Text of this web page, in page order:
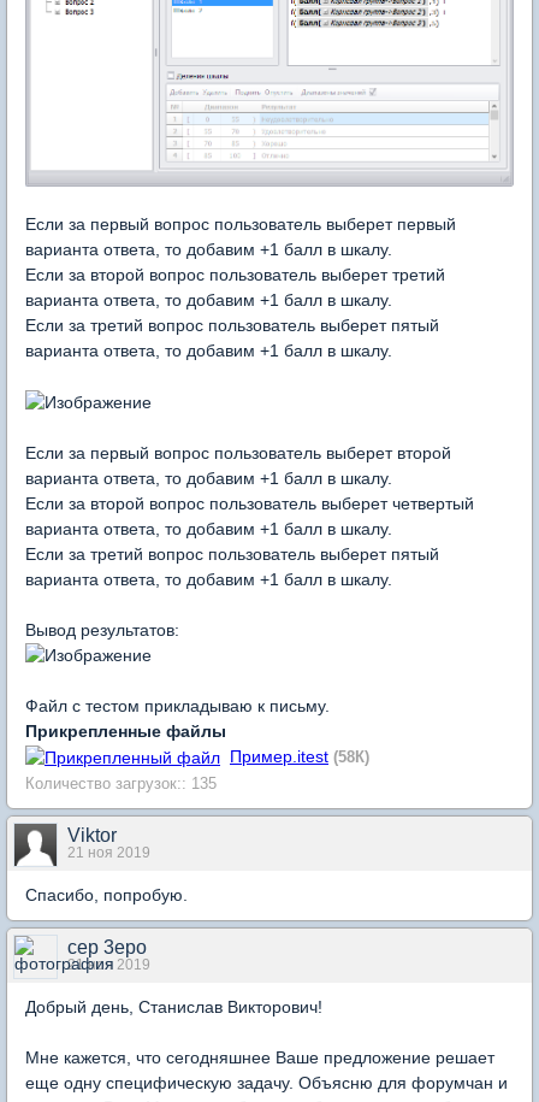
Если за первый вопрос пользователь выберет первый
варианта ответа, то добавим +1 балл в шкалу.
Если за второй вопрос пользователь выберет третий
варианта ответа, то добавим +1 балл в шкалу.
Если за третий вопрос пользователь выберет пятый
варианта ответа, то добавим +1 балл в шкалу.
Если за первый вопрос пользователь выберет второй
варианта ответа, то добавим +1 балл в шкалу.
Если за второй вопрос пользователь выберет четвертый
варианта ответа, то добавим +1 балл в шкалу.
Если за третий вопрос пользователь выберет пятый
варианта ответа, то добавим +1 балл в шкалу.
Вывод результатов:
Файл с тестом прикладываю к письму.
Прикрепленные файлы
Пример.itest (58К)
Количество загрузок:: 135
Viktor
21 ноя 2019
Спасибо, попробую.
cep 3epo
21 ноя 2019
Добрый день, Станислав Викторович!
Мне кажется, что сегодняшнее Ваше предложение решает
еще одну специфическую задачу. Объясню для форумчан и